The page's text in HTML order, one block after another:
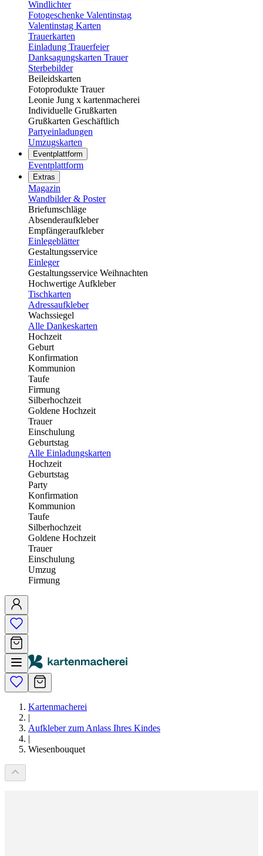
Windlichter
Fotogeschenke Valentinstag
Valentinstag Karten
Trauerkarten
Einladung Trauerfeier
Danksagungskarten Trauer
Sterbebilder
Beileidskarten
Fotoprodukte Trauer
Leonie Jung x kartenmacherei
Individuelle Grußkarten
Grußkarten Geschäftlich
Partyeinladungen
Umzugskarten
Eventplattform
Eventplattform
Extras
Magazin
Wandbilder & Poster
Briefumschläge
Absenderaufkleber
Empfängeraufkleber
Einlegeblätter
Gestaltungsservice
Einleger
Gestaltungsservice Weihnachten
Hochwertige Aufkleber
Tischkarten
Adressaufkleber
Wachssiegel
Alle Dankeskarten
Hochzeit
Geburt
Konfirmation
Kommunion
Taufe
Firmung
Silberhochzeit
Goldene Hochzeit
Trauer
Einschulung
Geburtstag
Alle Einladungskarten
Hochzeit
Geburtstag
Party
Konfirmation
Kommunion
Taufe
Silberhochzeit
Goldene Hochzeit
Trauer
Einschulung
Umzug
Firmung
Kartenmacherei
|
Aufkleber zum Anlass Ihres Kindes
|
Wiesenbouquet